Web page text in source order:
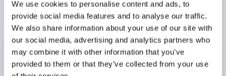
We use cookies to personalise content and ads, to
provide social media features and to analyse our traffic.
We also share information about your use of our site with
our social media, advertising and analytics partners who
may combine it with other information that you’ve
provided to them or that they’ve collected from your use
más gastos de envío
DETALLES DEL PRODUCTO
CAD